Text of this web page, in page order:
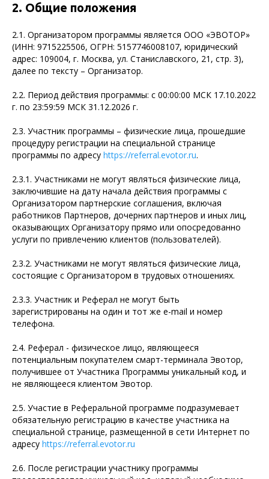
2. Общие положения
2.1. Организатором программы является ООО «ЭВОТОР»
(ИНН: 9715225506, ОГРН: 5157746008107, юридический
адрес: 109004, г. Москва, ул. Станиславского, 21, стр. 3),
далее по тексту – Организатор.
2.2. Период действия программы: с 00:00:00 МСК 17.10.2022
г. по 23:59:59 МСК 31.12.2026 г.
2.3. Участник программы – физические лица, прошедшие
процедуру регистрации на специальной странице
программы по адресу https://referral.evotor.ru.
2.3.1. Участниками не могут являться физические лица,
заключившие на дату начала действия программы с
Организатором партнерские соглашения, включая
работников Партнеров, дочерних партнеров и иных лиц,
оказывающих Организатору прямо или опосредованно
услуги по привлечению клиентов (пользователей).
2.3.2. Участниками не могут являться физические лица,
состоящие с Организатором в трудовых отношениях.
2.3.3. Участник и Реферал не могут быть
зарегистрированы на один и тот же e-mail и номер
телефона.
2.4. Реферал - физическое лицо, являющееся
потенциальным покупателем смарт-терминала Эвотор,
получившее от Участника Программы уникальный код, и
не являющееся клиентом Эвотор.
2.5. Участие в Реферальной программе подразумевает
обязательную регистрацию в качестве участника на
специальной странице, размещенной в сети Интернет по
адресу https://referral.evotor.ru
2.6. После регистрации участнику программы